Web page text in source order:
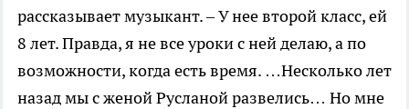
рассказывает музыкант. – У нее второй класс, ей
8 лет. Правда, я не все уроки с ней делаю, а по
возможности, когда есть время. …Несколько лет
назад мы с женой Русланой развелись… Но мне